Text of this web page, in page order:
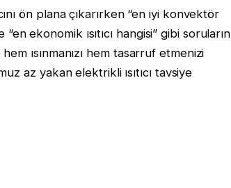
ön plana çıkarırken “en iyi konvektör
“en ekonomik ısıtıcı hangisi” gibi soruların
ısınmanızı hem tasarruf etmenizi
az yakan elektrikli ısıtıcı tavsiye